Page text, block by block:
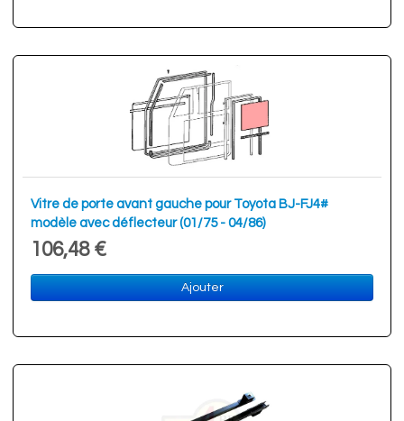
Vitre de porte avant gauche pour Toyota BJ-FJ4#
modèle avec déflecteur (01/75 - 04/86)
106,48 €
Ajouter